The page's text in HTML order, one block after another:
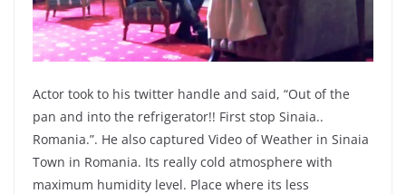
Actor took to his twitter handle and said, “Out of the
pan and into the refrigerator!! First stop Sinaia..
Romania.”. He also captured Video of Weather in Sinaia
Town in Romania. Its really cold atmosphere with
maximum humidity level. Place where its less